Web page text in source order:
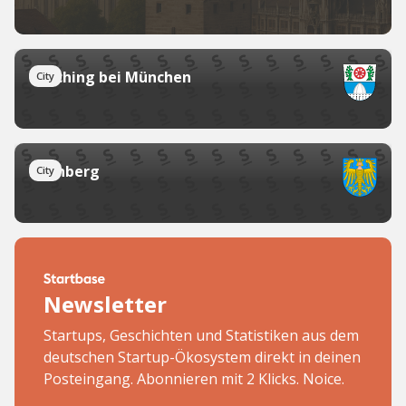
City
Garching bei München
City
Nürnberg
Newsletter
Startups, Geschichten und Statistiken aus dem
deutschen Startup-Ökosystem direkt in deinen
Posteingang. Abonnieren mit 2 Klicks. Noice.